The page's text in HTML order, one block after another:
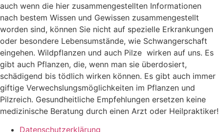
auch wenn die hier zusammengestellten Informationen
nach bestem Wissen und Gewissen zusammengestellt
worden sind, können Sie nicht auf spezielle Erkrankungen
oder besondere Lebensumstände, wie Schwangerschaft
eingehen. Wildpflanzen und auch Pilze wirken auf uns. Es
gibt auch Pflanzen, die, wenn man sie überdosiert,
schädigend bis tödlich wirken können. Es gibt auch immer
giftige Verwechslungsmöglichkeiten im Pflanzen und
Pilzreich. Gesundheitliche Empfehlungen ersetzen keine
medizinische Beratung durch einen Arzt oder Heilpraktiker!
Datenschutzerklärung